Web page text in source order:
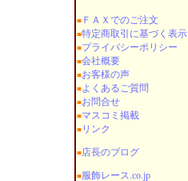
■ＦＡＸでのご注文
■特定商取引に基づく表示
■プライバシーポリシー
■会社概要
■お客様の声
■よくあるご質問
■お問合せ
■マスコミ掲載
■リンク
■店長のブログ
■服飾レース.co.jp